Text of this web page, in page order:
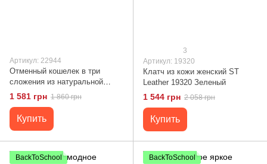
Артикул: 22944
Отменный кошелек в три
сложения из натуральной
гладкой кожи GRANDE PELLE
22944 Зеленый
1 581 грн 1 860 грн
Купить
3
Артикул: 19320
Клатч из кожи женский ST
Leather 19320 Зеленый
1 544 грн 2 058 грн
Купить
BackToSchool
BackToSchool